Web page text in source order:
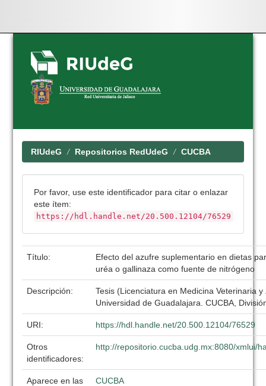
Skip
navigation
RIUdeG Repositorios RedUdeG CUCBA
Por favor, use este identificador para citar o enlazar
este ítem:
https://hdl.handle.net/20.500.12104/76529
Título:
Efecto del azufre suplementario en dietas
uréa o gallinaza como fuente de nitrógeno
Descripción:
Tesis (Licenciatura en Medicina Veterinaria
Universidad de Guadalajara. CUCBA,
URI: https://hdl.handle.net/20.500.12104/76529
Otros
identificadores:
http://repositorio.cucba.udg.mx:8080/xmlui/
Aparece en las
CUCBA